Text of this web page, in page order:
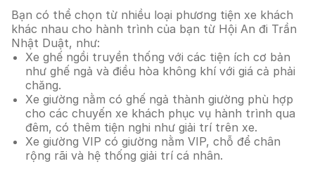
Bạn có thể chọn từ nhiều loại phương tiện xe khách
khác nhau cho hành trình của bạn từ Hội An đi Trần
Nhật Duật, như:
Xe ghế ngồi truyền thống với các tiện ích cơ bản
như ghế ngả và điều hòa không khí với giá cả phải
chăng.
Xe giường nằm có ghế ngả thành giường phù hợp
cho các chuyến xe khách phục vụ hành trình qua
đêm, có thêm tiện nghi như giải trí trên xe.
Xe giường VIP có giường nằm VIP, chỗ để chân
rộng rãi và hệ thống giải trí cá nhân.